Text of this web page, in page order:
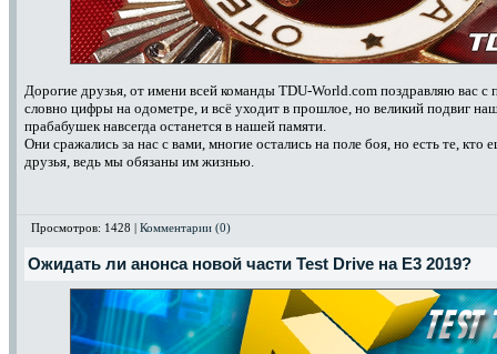
Дорогие друзья, от имени всей команды TDU-World.com поздравляю вас
словно цифры на одометре, и всё уходит в прошлое, но великий подвиг
прабабушек навсегда останется в нашей памяти.
Они сражались за нас с вами, многие остались на поле боя, но есть те, кто
друзья, ведь мы обязаны им жизнью.
Просмотров: 1428 | Комментарии (0)
Ожидать ли анонса новой части Test Drive на E3 2019?